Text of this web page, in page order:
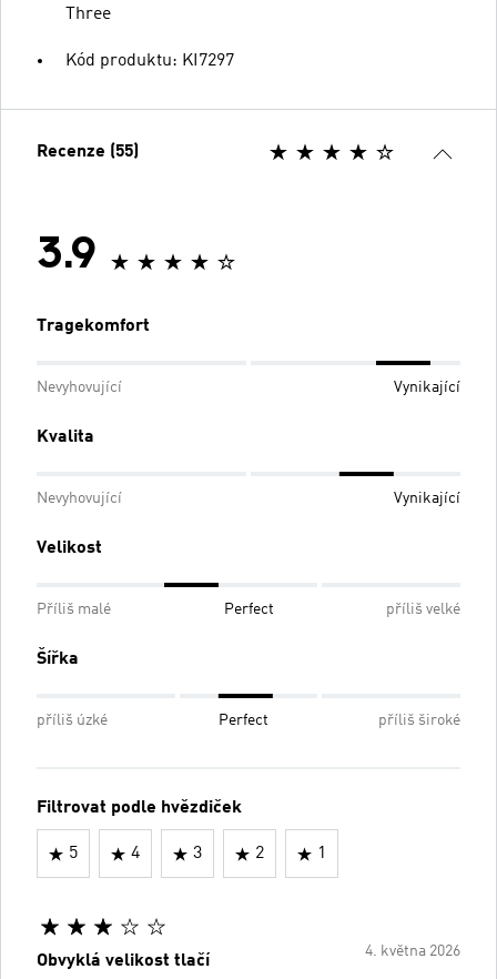
Three
Kód produktu: KI7297
Recenze (55)
3.9
Tragekomfort
Nevyhovující Vynikající
Kvalita
Nevyhovující Vynikající
Velikost
Příliš malé Perfect příliš velké
Šířka
příliš úzké Perfect příliš široké
Filtrovat podle hvězdiček
5 4 3 2 1
4. května 2026
Obvyklá velikost tlačí